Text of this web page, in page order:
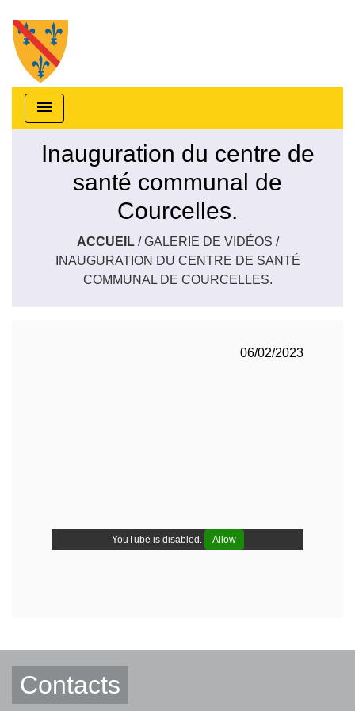
menu
Inauguration du centre de
santé communal de
Courcelles.
ACCUEIL/GALERIE DE VIDÉOS /
INAUGURATION DU CENTRE DE SANTÉ
COMMUNAL DE COURCELLES.
06/02/2023
YouTube is disabled. Allow
Contacts